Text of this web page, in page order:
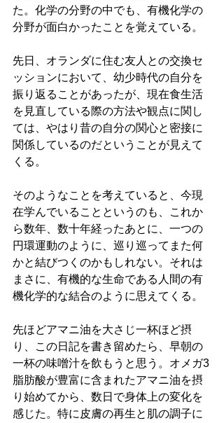
た。化学の分野の中でも、有機化学の
分野が面白かったことを覚えている。
先日、オランダに住む友人との交換セ
ッションにおいて、幼少時代の自分を
振り返ることがあったが、現在食生活
を見直している際の方法や観点に関し
ては、やはり昔の自分の関心と密接に
関係しているのだということが見えて
くる。
そのようなことを考えていると、今現
在学んでいることというのも、これか
ら数年、数十年経ったあとに、一つの
円環運動のように、巡り巡ってまた何
かと結びつくのかもしれない。それは
まさに、有機的な生命である人間の有
機化学的な結合のように思えてくる。
先ほどアマニ油を大さじ一杯ほど摂
り、この日記を書き留めたら、早朝の
一杯の味噌汁を飲もうと思う。オメガ3
脂肪酸が豊富に含まれたアマニ油を摂
り始めてから、数日で身体上の変化を
感じた。特に皮膚の再生と肌の調子に